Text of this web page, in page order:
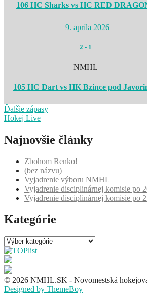
106 HC Sharks vs HC RED
9. apríla 2026
2 - 1
NMHL
105 HC Dart vs HK Bzince pod
Ďalšie zápasy
Hokej Live
Najnovšie články
Zbohom Renko!
(bez názvu)
Vyjadrenie výboru NMHL
Vyjadrenie disciplinárnej komisie po
Vyjadrenie disciplinárnej komisie po
Kategórie
Kategórie
© 2026 NMHL.SK - Novomestská
Designed by ThemeBoy